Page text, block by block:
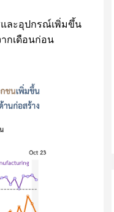
และอุปกรณ์เพิ่มขึ้น
กเดือนก่อน